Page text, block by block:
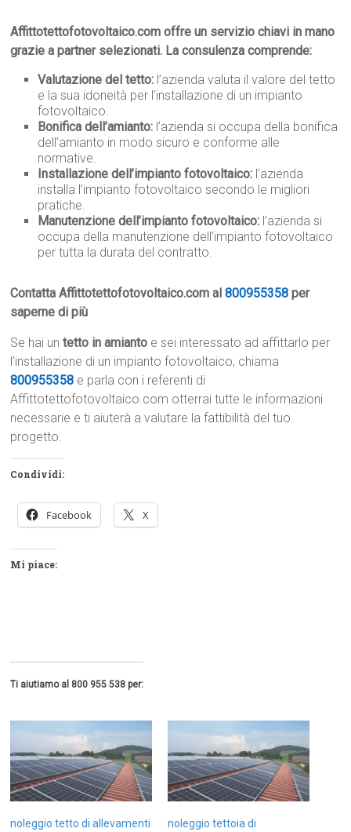
Affittotettofotovoltaico.com offre un servizio chiavi in mano
grazie a partner selezionati. La consulenza comprende:
Valutazione del tetto: l’azienda valuta il valore del tetto
e la sua idoneità per l’installazione di un impianto
fotovoltaico.
Bonifica dell’amianto: l’azienda si occupa della bonifica
dell’amianto in modo sicuro e conforme alle
normative.
Installazione dell’impianto fotovoltaico: l’azienda
installa l’impianto fotovoltaico secondo le migliori
pratiche.
Manutenzione dell’impianto fotovoltaico: l’azienda si
occupa della manutenzione dell’impianto fotovoltaico
per tutta la durata del contratto.
Contatta Affittotettofotovoltaico.com al800955358 per
saperne di più
Se hai untetto in amianto e sei interessato ad affittarlo per
l’installazione di un impianto fotovoltaico, chiama
800955358 e parla con i referenti di
Affittotettofotovoltaico.com otterrai tutte le informazioni
necessarie e ti aiuterà a valutare la fattibilità del tuo
progetto.
Condividi:
Facebook X
Mi piace:
Ti aiutiamo al 800 955 538 per:
noleggio tetto di allevamenti
noleggio tettoia di